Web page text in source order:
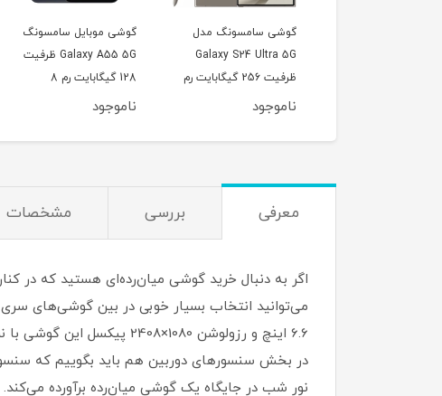
گوشی موبایل سامسونگ
128 گیگابایت رم 8
ناموجود
گوشی موبایل
Galaxy A55 5G ظرفیت
ناموجود
معرفی بررسی مشخصات
اگر به دنبال خرید گوشی‌ میان‌رده‌ای هستید که در